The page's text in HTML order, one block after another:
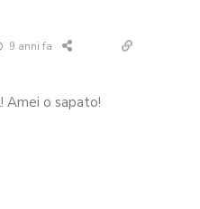
9 anni fa
Amei o sapato!